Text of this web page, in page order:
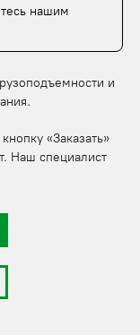
нашим
и
«Заказать»
Наш специалист